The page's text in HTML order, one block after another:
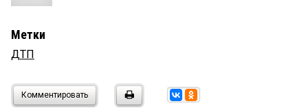
Метки
ДТП
Комментировать